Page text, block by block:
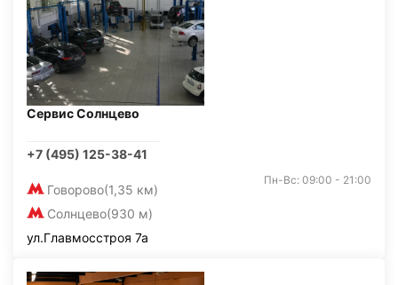
Сервис Солнцево
+7 (495) 125-38-41
Говорово(1,35 км)
Солнцево(930 м)
Пн-Вс: 09:00 - 21:00
ул.Главмосстроя 7а